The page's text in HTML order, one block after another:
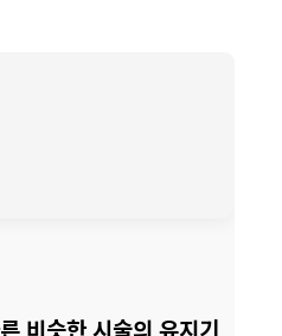
비슷한 시술의 유지기